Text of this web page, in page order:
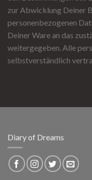
zur Abwicklung Deiner
personenbezogenen
Deiner Ware an das
weitergegeben. Alle
selbstverständlich
Diary of Dreams